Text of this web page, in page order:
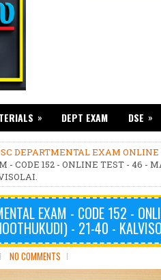
» DEPT EXAM DSE »
DEPARTMENTAL EXAM ONLINE
- CODE 152 - ONLINE TEST - 46 -
EXAM - CODE 152 -
- 21-40 -
NO COMMENTS